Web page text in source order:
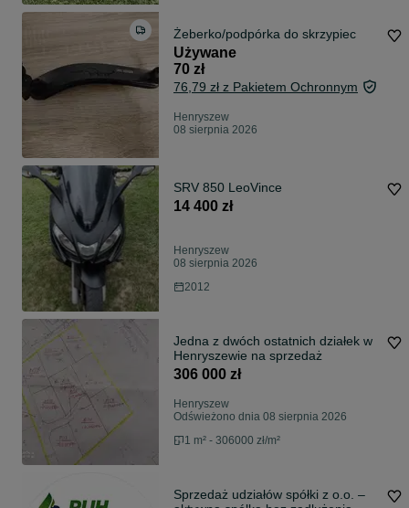
Żeberko/podpórka do skrzypiec
Używane
70 zł
76,79 zł z Pakietem Ochronnym
Henryszew
08 sierpnia 2026
SRV 850 LeoVince
14 400 zł
Henryszew
08 sierpnia 2026
2012
Jedna z dwóch ostatnich działek w
Henryszewie na sprzedaż
306 000 zł
Henryszew
Odświeżono dnia 08 sierpnia 2026
1 m² - 306000 zł/m²
Sprzedaż udziałów spółki z o.o. –